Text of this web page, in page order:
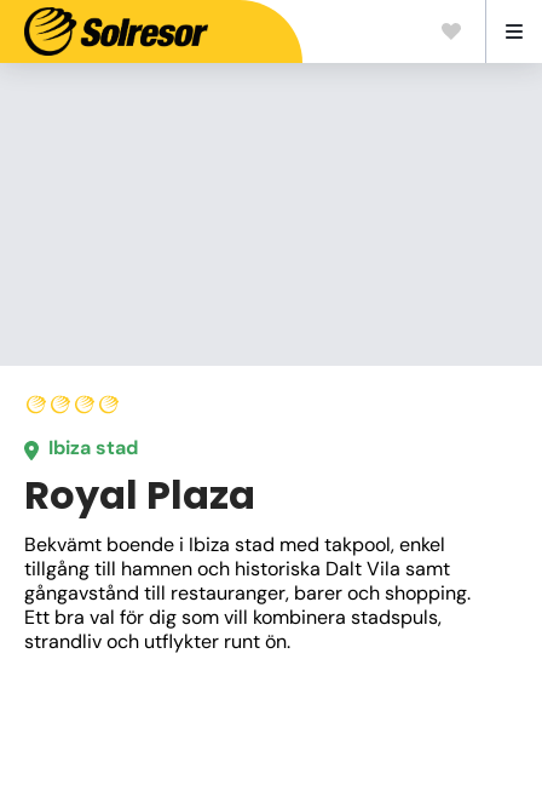
Ibiza stad
Royal Plaza
Bekvämt boende i Ibiza stad med takpool, enkel
tillgång till hamnen och historiska Dalt Vila samt
gångavstånd till restauranger, barer och shopping.
Ett bra val för dig som vill kombinera stadspuls,
strandliv och utflykter runt ön.